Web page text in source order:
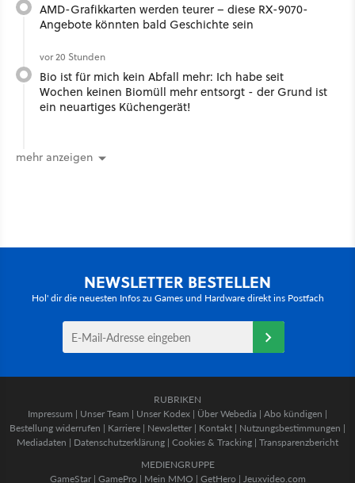
AMD-Grafikkarten werden teurer – diese RX-9070-
Angebote könnten bald Geschichte sein
vor 20 Stunden
Bio ist für mich kein Abfall mehr: Ich habe seit
Wochen keinen Biomüll mehr entsorgt - der Grund ist
ein neuartiges Küchengerät!
mehr anzeigen
NEWSLETTER BESTELLEN
Hol' dir die neuesten Infos zu Games und Hardware direkt ins Postfach
RUBRIKEN
Impressum | Unser Team | Unser Kodex | Über Webedia | Abo kündigen |
Bestellung widerrufen | Karriere | Newsletter | Kontakt | Nutzungsbestimmungen |
Mediadaten | Datenschutzerklärung | Cookies & Tracking | Transparenzbericht
MEDIENGRUPPE
GameStar| GamePro | Mein MMO | GetHero | Jeuxvideo.com